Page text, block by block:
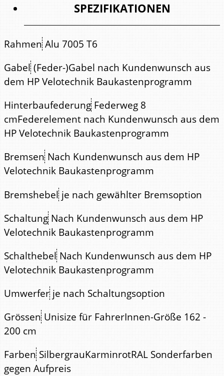
SPEZIFIKATIONEN
Rahmen Alu 7005 T6
Gabel (Feder-)Gabel nach Kundenwunsch aus
dem HP Velotechnik Baukastenprogramm
Hinterbaufederung Federweg 8
cmFederelement nach Kundenwunsch aus dem
HP Velotechnik Baukastenprogramm
Bremsen Nach Kundenwunsch aus dem HP
Velotechnik Baukastenprogramm
Bremshebel je nach gewählter Bremsoption
Schaltung Nach Kundenwunsch aus dem HP
Velotechnik Baukastenprogramm
Schalthebel Nach Kundenwunsch aus dem HP
Velotechnik Baukastenprogramm
Umwerfer je nach Schaltungsoption
Grössen Unisize für FahrerInnen-Größe 162 -
200 cm
Farben SilbergrauKarminrotRAL Sonderfarben
gegen Aufpreis